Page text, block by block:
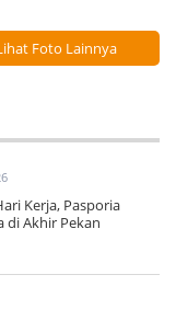
Foto Lainnya
Kerja, Pasporia
di Akhir Pekan